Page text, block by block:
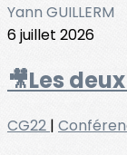
Yann GUILLERM
6 juillet 2026
🎥Les
CG22 |